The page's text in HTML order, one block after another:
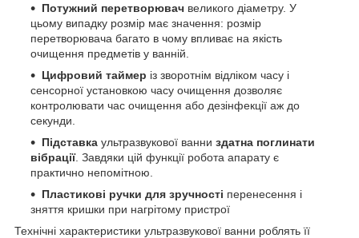
Потужний перетворювач великого діаметру. У
цьому випадку розмір має значення: розмір
перетворювача багато в чому впливає на якість
очищення предметів у ванній.
Цифровий таймер із зворотнім відліком часу і
сенсорної установкою часу очищення дозволяє
контролювати час очищення або дезінфекції аж до
секунди.
Підставка ультразвукової ванни здатна поглинати
вібрації. Завдяки цій функції робота апарату є
практично непомітною.
Пластикові ручки для зручності перенесення і
зняття кришки при нагрітому пристрої
Технічні характеристики ультразвукової ванни роблять її